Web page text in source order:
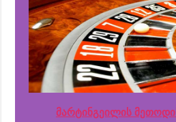
მარტინგეილის